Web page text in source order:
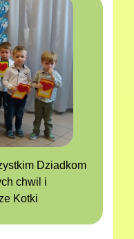
Dziadkom
chwil i
Kotki